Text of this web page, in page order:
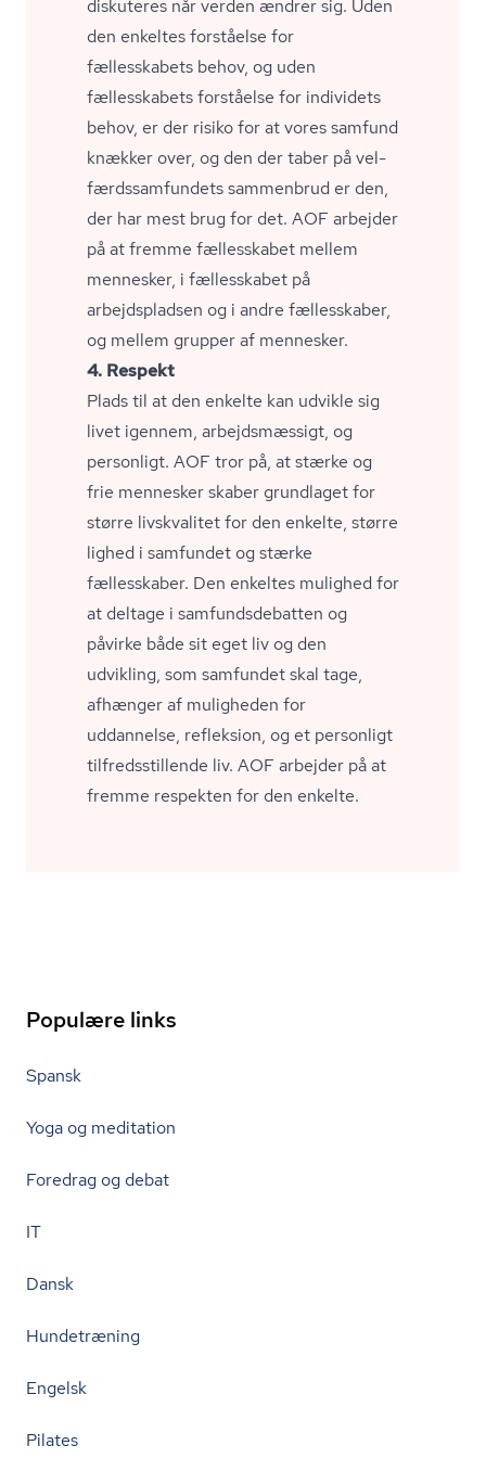
diskuteres når verden ændrer sig. Uden
den enkeltes forståelse for
fællesskabets behov, og uden
fællesskabets forståelse for individets
behov, er der risiko for at vores samfund
knækker over, og den der taber på vel­
færds­sam­fun­dets sammenbrud er den,
der har mest brug for det. AOF arbejder
på at fremme fællesskabet mellem
mennesker, i fællesskabet på
arbejdspladsen og i andre fællesskaber,
og mellem grupper af mennesker.
4. Respekt
Plads til at den enkelte kan udvikle sig
livet igennem, arbejdsmæssigt, og
personligt. AOF tror på, at stærke og
frie mennesker skaber grundlaget for
større livskvalitet for den enkelte, større
lighed i samfundet og stærke
fællesskaber. Den enkeltes mulighed for
at deltage i sam­funds­de­bat­ten og
påvirke både sit eget liv og den
udvikling, som samfundet skal tage,
afhænger af muligheden for
uddannelse, refleksion, og et personligt
til­freds­stil­len­de liv. AOF arbejder på at
fremme respekten for den enkelte.
Populære links
Spansk
Yoga og meditation
Foredrag og debat
IT
Dansk
Hundetræning
Engelsk
Pilates